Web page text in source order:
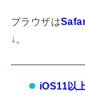
ブラウザは
↓。
iOS11以